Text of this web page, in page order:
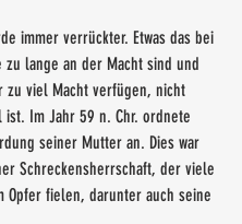
immer verrückter. Etwas das bei
zu lange an der Macht sind und
zu viel Macht verfügen, nicht
Im Jahr 59 n. Chr. ordnete
seiner Mutter an. Dies war
Schreckensherrschaft, der viele
Opfer fielen, darunter auch seine